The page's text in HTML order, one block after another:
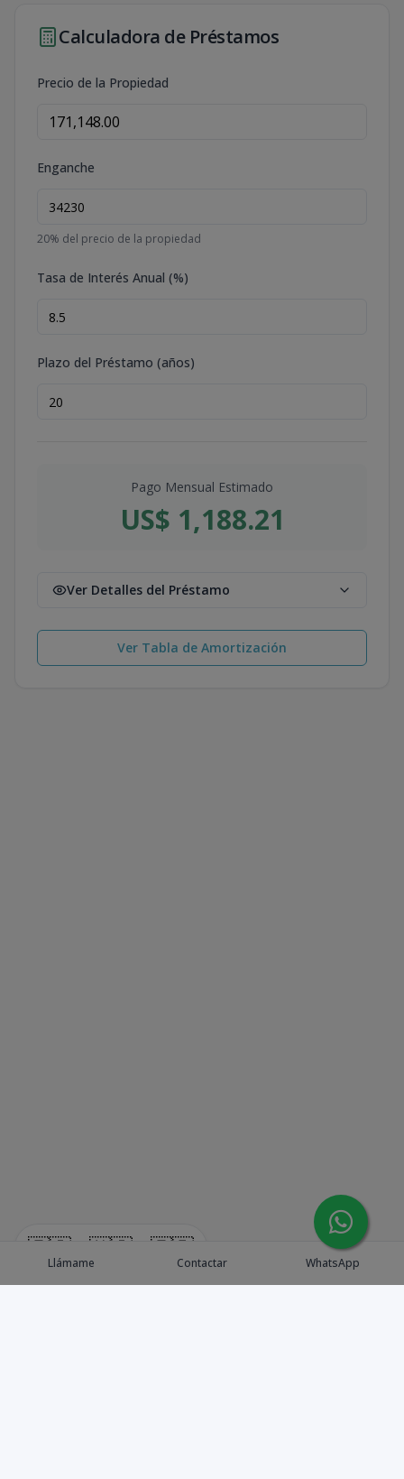
🇪🇸 🇺🇸 🇫🇷
Calculadora de Préstamos
Precio de la Propiedad
Enganche
20% del precio de la propiedad
Tasa de Interés Anual (%)
Plazo del Préstamo (años)
Pago Mensual Estimado
US$ 1,188.21
Ver Detalles del Préstamo
Ver Tabla de Amortización
Llámame Contactar WhatsApp